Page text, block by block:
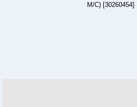
M/C) [30260454]